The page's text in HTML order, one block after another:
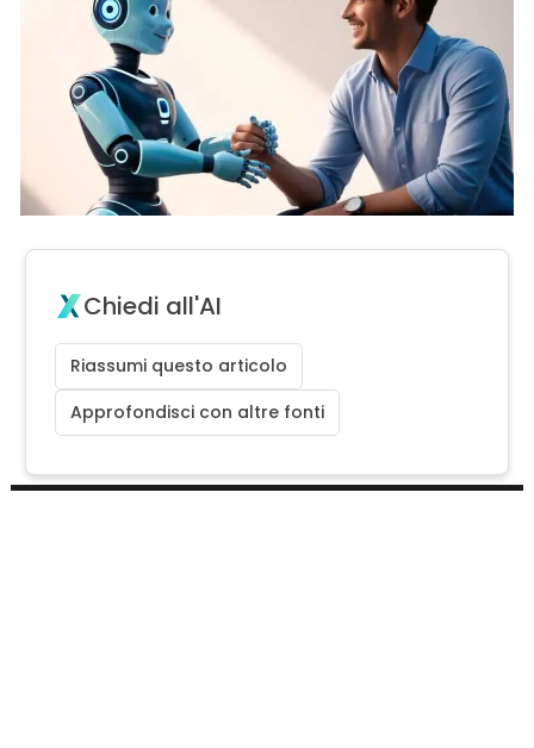
Chiedi all'AI
Riassumi questo articolo
Approfondisci con altre fonti